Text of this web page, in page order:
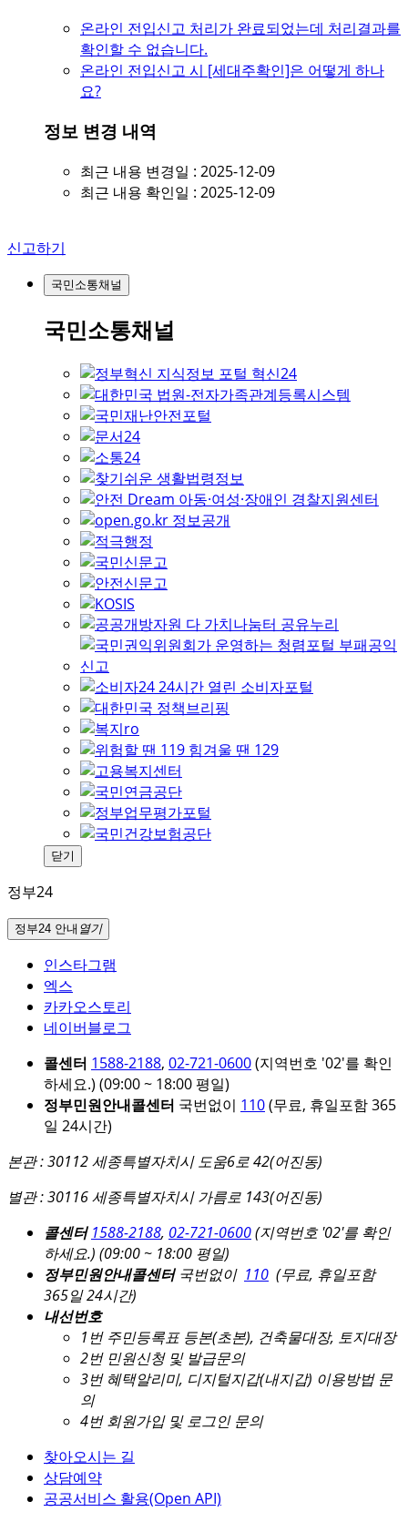
온라인 전입신고 처리가 완료되었는데 처리결과를
확인할 수 없습니다.
온라인 전입신고 시 [세대주확인]은 어떻게 하나
요?
정보 변경 내역
최근 내용 변경일 : 2025-12-09
최근 내용 확인일 : 2025-12-09
신고하기
국민소통채널
국민소통채널
닫기
정부24
정부24 안내 열기
인스타그램
엑스
카카오스토리
네이버블로그
콜센터 1588-2188, 02-721-0600(지역번호 '02'를 확인
하세요.) (09:00 ~ 18:00 평일)
정부민원안내콜센터 국번없이 110(무료, 휴일포함 365
일 24시간)
본관 : 30112 세종특별자치시 도움6로 42(어진동)
별관 : 30116 세종특별자치시 가름로 143(어진동)
콜센터 1588-2188, 02-721-0600(지역번호 '02'를 확인
하세요.) (09:00 ~ 18:00 평일)
정부민원안내콜센터국번없이 110 (무료, 휴일포함
365일 24시간)
내선번호
1번 주민등록표 등본(초본), 건축물대장, 토지대장
2번 민원신청 및 발급문의
3번 혜택알리미, 디지털지갑(내지갑) 이용방법 문
의
4번 회원가입 및 로그인 문의
찾아오시는 길
상담예약
공공서비스 활용(Open API)